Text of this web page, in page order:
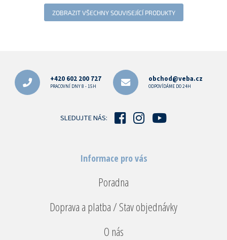
ZOBRAZIT VŠECHNY SOUVISEJÍCÍ PRODUKTY
+420 602 200 727
PRACOVNÍ DNY 8 - 15H
obchod@veba.cz
ODPOVÍDÁME DO 24H
SLEDUJTE NÁS:
Informace pro vás
Poradna
Doprava a platba / Stav objednávky
O nás